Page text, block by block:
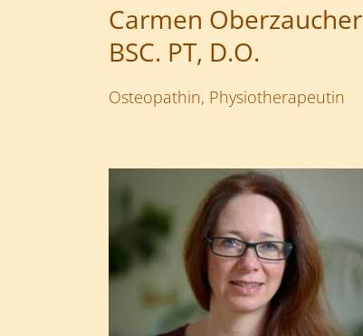
Carmen Oberzaucher
BSC. PT, D.O.
Osteopathin, Physiotherapeutin